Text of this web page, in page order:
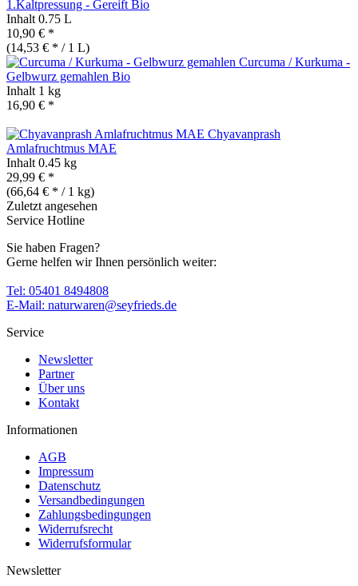
1.Kaltpressung - Gereift Bio
Inhalt 0.75 L
10,90 € *
(14,53 € * / 1 L)
Curcuma / Kurkuma -
Gelbwurz gemahlen Bio
Inhalt 1 kg
16,90 € *
Chyavanprash
Amlafruchtmus MAE
Inhalt 0.45 kg
29,99 € *
(66,64 € * / 1 kg)
Zuletzt angesehen
Service Hotline
Sie haben Fragen?
Gerne helfen wir Ihnen persönlich weiter:
Tel: 05401 8494808
E-Mail: naturwaren@seyfrieds.de
Service
Newsletter
Partner
Über uns
Kontakt
Informationen
AGB
Impressum
Datenschutz
Versandbedingungen
Zahlungsbedingungen
Widerrufsrecht
Widerrufsformular
Newsletter